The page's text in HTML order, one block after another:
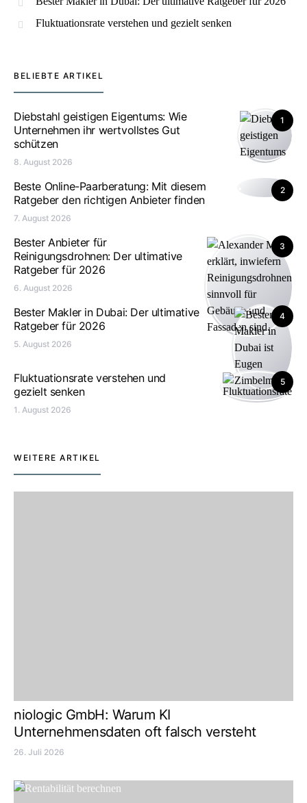
Fluktuationsrate verstehen und gezielt senken
BELIEBTE ARTIKEL
1
Diebstahl geistigen Eigentums: Wie
Unternehmen ihr wertvollstes Gut
schützen
8. August 2026
2
Beste Online-Paarberatung: Mit diesem
Ratgeber den richtigen Anbieter finden
7. August 2026
3
Bester Anbieter für
Reinigungsdrohnen: Der ultimative
Ratgeber für 2026
6. August 2026
4
Bester Makler in Dubai: Der ultimative
Ratgeber für 2026
5. August 2026
5
Fluktuationsrate verstehen und
gezielt senken
1. August 2026
WEITERE ARTIKEL
niologic GmbH: Warum KI
Unternehmensdaten oft falsch versteht
26. Juli 2026